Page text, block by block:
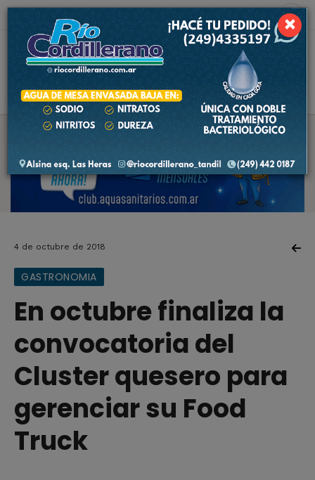
5.3 ºC
4 de octubre de 2018
GASTRONOMIA
En octubre finaliza la
convocatoria del
Cluster quesero para
gerenciar su Food
Truck
×